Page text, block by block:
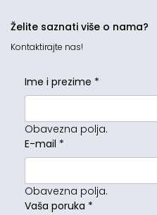
Želite saznati više o nama?
Kontaktirajte nas!
Ime i prezime *
Obavezna polja.
E-mail *
Obavezna polja.
Vaša poruka *